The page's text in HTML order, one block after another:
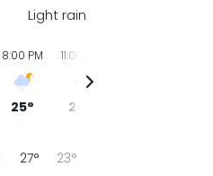
Light rain
8:00 PM
25°
11:00 PM
24°
27° 23°